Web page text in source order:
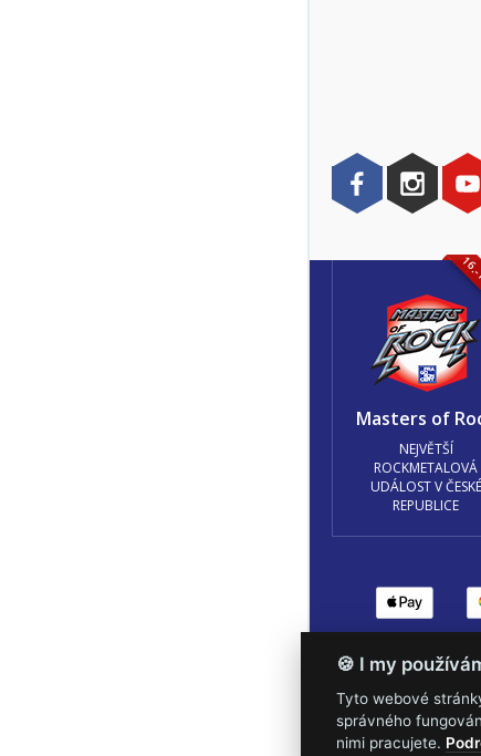
Masters of
NEJVĚTŠÍ
ROCKMETALOVÁ
UDÁLOST V ČESKÉ
REPUBLICE
🍪 I my
Tyto webové
správného
nimi pracujete.